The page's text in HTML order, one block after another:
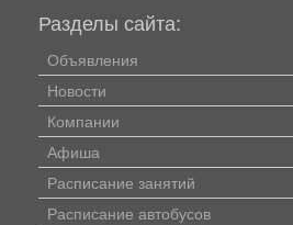
Разделы сайта:
Объявления
Новости
Компании
Афиша
Расписание занятий
Расписание автобусов